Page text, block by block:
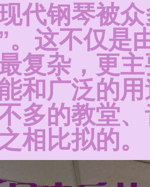
代钢琴被
。这不仅是
复杂，更
和广泛的
多的教堂
相比拟的。